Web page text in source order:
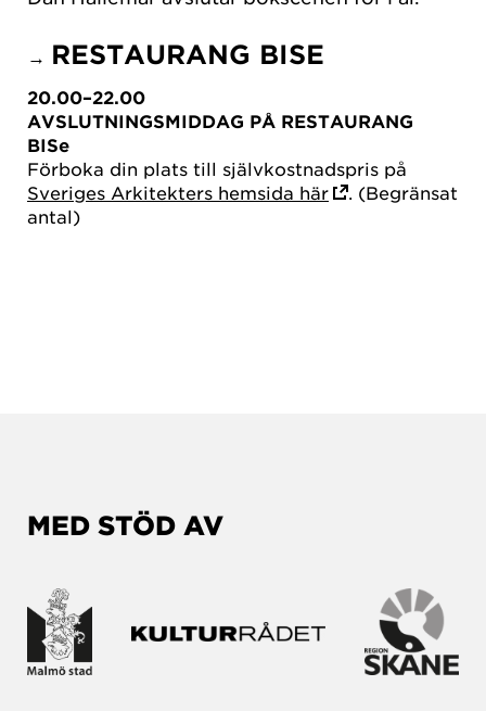
→ RESTAURANG BISE
20.00–22.00
AVSLUTNINGSMIDDAG PÅ RESTAURANG
BISe
Förboka din plats till självkostnadspris på
Sveriges Arkitekters hemsida här
. (Begränsat
antal)
MED STÖD AV